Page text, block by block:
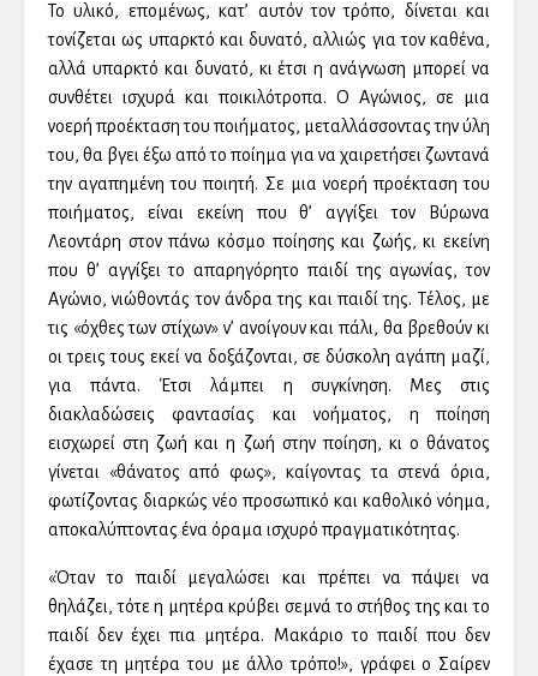
Το υλικό, επομένως, κατ’ αυτόν τον τρόπο, δίνεται και
τονίζεται ως υπαρκτό και δυνατό, αλλιώς για τον καθένα,
αλλά υπαρκτό και δυνατό, κι έτσι η ανάγνωση μπορεί να
συνθέτει ισχυρά και ποικιλότροπα. Ο Αγώνιος, σε μια
νοερή προέκταση του ποιήματος, μεταλλάσσοντας την ύλη
του, θα βγει έξω από το ποίημα για να χαιρετήσει ζωντανά
την αγαπημένη του ποιητή. Σε μια νοερή προέκταση του
ποιήματος, είναι εκείνη που θ’ αγγίξει τον Βύρωνα
Λεοντάρη στον πάνω κόσμο ποίησης και ζωής, κι εκείνη
που θ’ αγγίξει το απαρηγόρητο παιδί της αγωνίας, τον
Αγώνιο, νιώθοντάς τον άνδρα της και παιδί της. Τέλος, με
τις «όχθες των στίχων» ν’ ανοίγουν και πάλι, θα βρεθούν κι
οι τρεις τους εκεί να δοξάζονται, σε δύσκολη αγάπη μαζί,
για πάντα. Έτσι λάμπει η συγκίνηση. Μες στις
διακλαδώσεις φαντασίας και νοήματος, η ποίηση
εισχωρεί στη ζωή και η ζωή στην ποίηση, κι ο θάνατος
γίνεται «θάνατος από φως», καίγοντας τα στενά όρια,
φωτίζοντας διαρκώς νέο προσωπικό και καθολικό νόημα,
αποκαλύπτοντας ένα όραμα ισχυρό πραγματικότητας.
«Όταν το παιδί μεγαλώσει και πρέπει να πάψει να
θηλάζει, τότε η μητέρα κρύβει σεμνά το στήθος της και το
παιδί δεν έχει πια μητέρα. Μακάριο το παιδί που δεν
έχασε τη μητέρα του με άλλο τρόπο!», γράφει ο Σαίρεν